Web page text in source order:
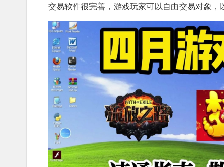
交易软件很完善，游戏玩家可以自由交易对象，